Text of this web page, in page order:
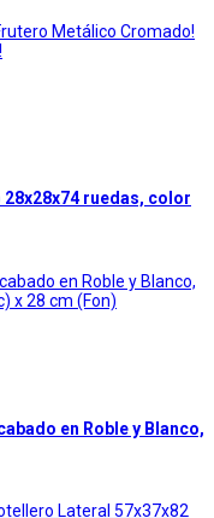
ruedas, color
en Roble y Blanco,